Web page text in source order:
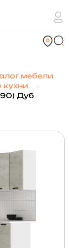
мебели
кухни
Дуб